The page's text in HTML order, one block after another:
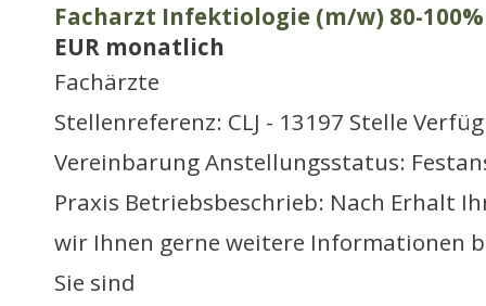
Facharzt Infektiologie (m/w) 80-
EUR monatlich
Fachärzte
Stellenreferenz: CLJ - 13197 Stelle
Vereinbarung Anstellungsstatus:
Praxis Betriebsbeschrieb: Nach Erhalt
wir Ihnen gerne weitere Informationen
Sie sind